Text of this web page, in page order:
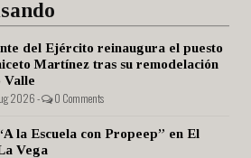
del Ejército reinaugura el puesto
Martínez tras su remodelación
Valle
2026 - 0 Comments
la Escuela con Propeep” en El
Vega